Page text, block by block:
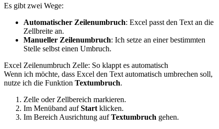
Es gibt zwei Wege:
Automatischer Zeilenumbruch: Excel passt den Text an die
Zellbreite an.
Manueller Zeilenumbruch: Ich setze an einer bestimmten
Stelle selbst einen Umbruch.
Excel Zeilenumbruch Zelle: So klappt es automatisch
Wenn ich möchte, dass Excel den Text automatisch umbrechen soll,
nutze ich die Funktion Textumbruch.
Zelle oder Zellbereich markieren.
Im Menüband aufStart klicken.
Im Bereich Ausrichtung aufTextumbruch gehen.